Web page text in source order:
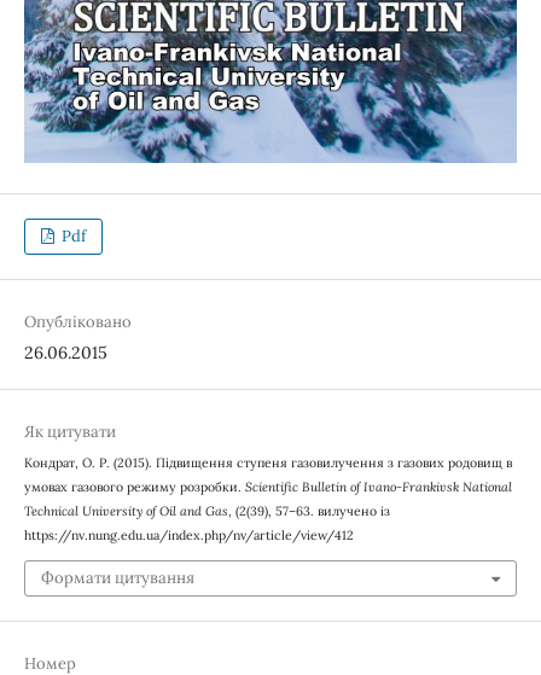
Pdf
Опубліковано
26.06.2015
Як цитувати
Кондрат, О. Р. (2015). Підвищення ступеня газовилучення з газових родовищ в
умовах газового режиму розробки. Scientific Bulletin of Ivano-Frankivsk National
Technical University of Oil and Gas, (2(39), 57–63. вилучено із
https://nv.nung.edu.ua/index.php/nv/article/view/412
Формати цитування
Номер